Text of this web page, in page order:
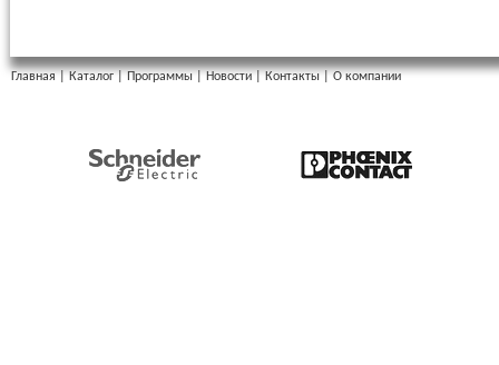
Главная | Каталог | Программы | Новости | Контакты | О компании